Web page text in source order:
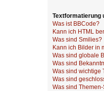
Textformatierung
Was ist BBCode?
Kann ich HTML
Was sind Smilies?
Kann ich Bilder in
Was sind globale
Was sind
Was sind wichtige
Was sind
Was sind